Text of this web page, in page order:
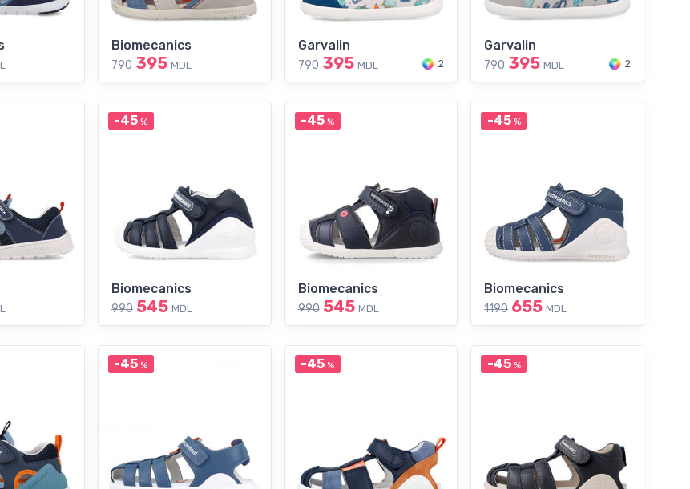
Biomecanics
790 395 MDL
Garvalin
790 395 MDL 2
Garvalin
790 395 MDL 2
-45 %
Biomecanics
990 545 MDL
-45 %
Biomecanics
990 545 MDL
-45%
Biomecanics
1190 655 MDL
-45 % -45 % -45%